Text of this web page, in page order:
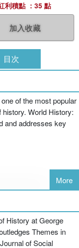
加入收藏
利積點 ：35 點
目次
of the most popular
World History:
and addresses key
geographic and
More
History at George
Themes in
of Social